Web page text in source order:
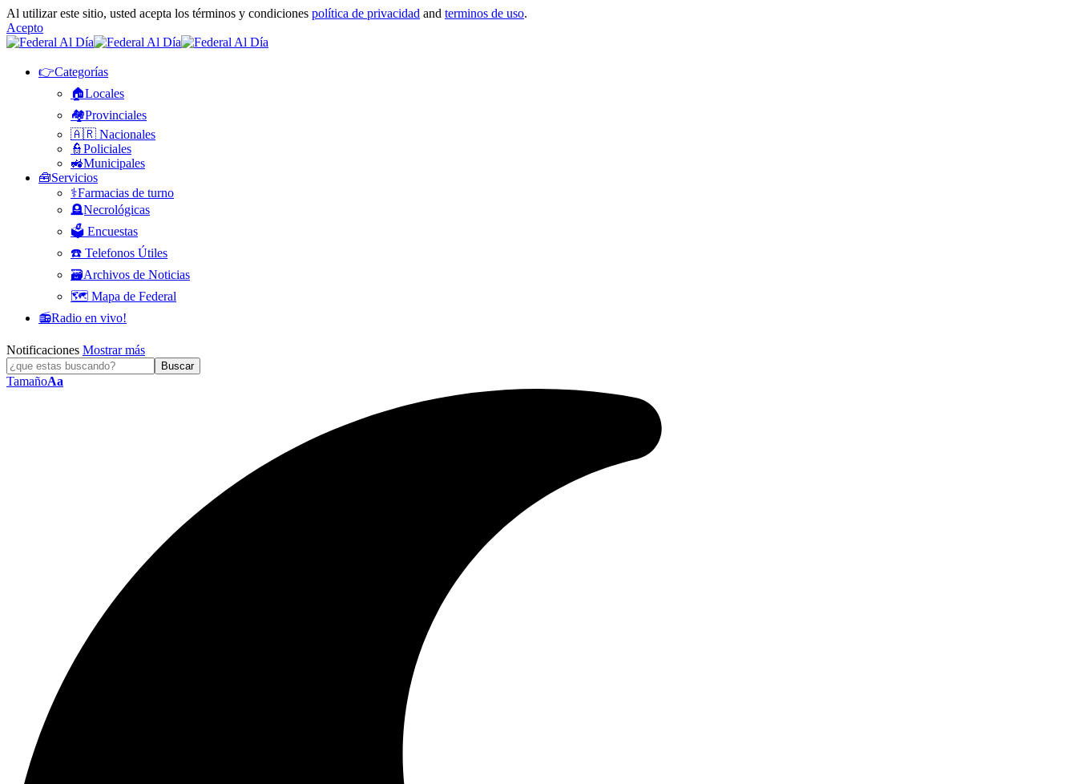
Al utilizar este sitio, usted acepta los términos y condiciones política de privacidad and terminos de uso.
Acepto
👉Categorías
🏠Locales
🏘️Provinciales
🇦🇷 Nacionales
👮Policiales
🚜Municipales
🧰Servicios
⚕️Farmacias de turno
🪦Necrológicas
🗳️ Encuestas
☎️ Telefonos Útiles
🗃️Archivos de Noticias
🗺️ Mapa de Federal
📻Radio en vivo!
Notificaciones Mostrar más
TamañoAa